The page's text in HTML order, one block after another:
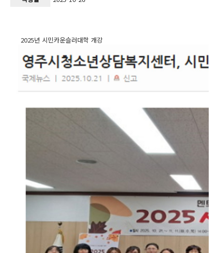
2025년 시민카운슬러대학 개강